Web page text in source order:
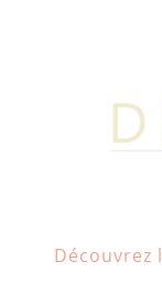
Découvrez